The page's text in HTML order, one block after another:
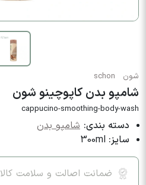
شون schon
شامپو بدن کاپوچینو شون
cappucino-smoothing-body-wash
دسته بندی: شامپو بدن
سایز: 300ml
ضمانت اصالت و سلامت کالا